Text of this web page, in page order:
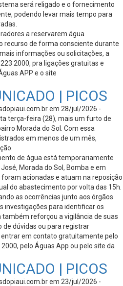
será religado e o fornecimento
podendo levar mais tempo para
a reservarem água
recurso de forma consciente durante
informações ou solicitações, a
2000, pra ligações gratuitas e
APP e o site
| PICOS
em 28/jul/2026 -
terça-feira (28), mais um furto de
Morada do Sol. Com essa
em menos de um mês,
de água está temporariamente
Morada do Sol, Bomba e em
acionadas e atuam na reposição
do abastecimento por volta das 15h.
as ocorrências junto aos órgãos
investigações para identificar os
reforçou a vigilância de suas
de dúvidas ou para registrar
em contato gratuitamente pelo
pelo Águas App ou pelo site da
| PICOS
em 23/jul/2026 -